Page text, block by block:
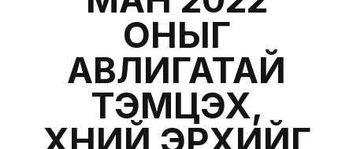
ОНЫГ
АВЛИГАТАЙ
ТЭМЦЭХ,